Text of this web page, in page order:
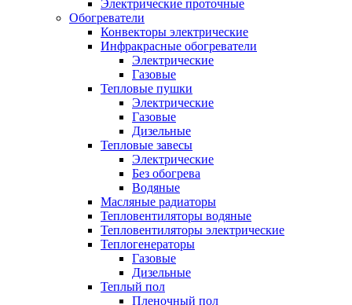
Электрические проточные
Обогреватели
Конвекторы электрические
Инфракрасные обогреватели
Электрические
Газовые
Тепловые пушки
Электрические
Газовые
Дизельные
Тепловые завесы
Электрические
Без обогрева
Водяные
Масляные радиаторы
Тепловентиляторы водяные
Тепловентиляторы электрические
Теплогенераторы
Газовые
Дизельные
Теплый пол
Пленочный пол